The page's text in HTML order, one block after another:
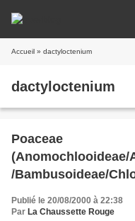
Accueil » dactyloctenium
dactyloctenium
Poaceae
/Bambusoideae/
zoideae/
Publié le 20/08/2000 à 22:38
Par La Chaussette Rouge